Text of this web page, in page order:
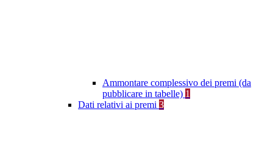
Ammontare complessivo dei premi (da
pubblicare in tabelle) 1
Dati relativi ai premi 3